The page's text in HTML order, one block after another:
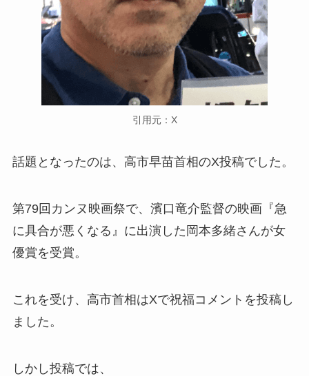
引用元：X
話題となったのは、高市早苗首相のX投稿でした。
第79回カンヌ映画祭で、濱口竜介監督の映画『急
に具合が悪くなる』に出演した岡本多緒さんが女
優賞を受賞。
これを受け、高市首相はXで祝福コメントを投稿し
ました。
しかし投稿では、